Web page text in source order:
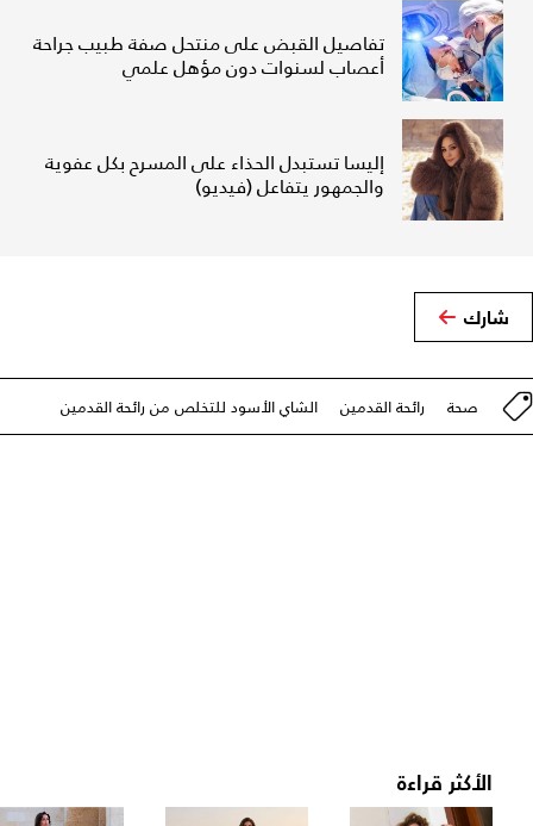
تفاصيل القبض على منتحل صفة طبيب جراحة
أعصاب لسنوات دون مؤهل علمي
إليسا تستبدل الحذاء على المسرح بكل عفوية
والجمهور يتفاعل (فيديو)
شارك
صحة رائحة القدمين الشاي الأسود للتخلص من رائحة القدمين
الأكثر قراءة